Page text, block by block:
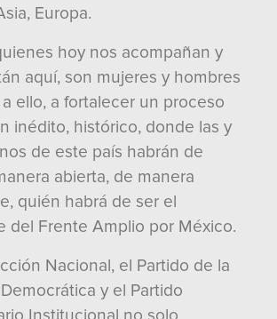
Europa.
hoy nos acompañan y
aquí, son mujeres y hombres
ello, a fortalecer un proceso
inédito, histórico, donde las y
de este país habrán de
abierta, de manera
quién habrá de ser el
del Frente Amplio por México.
Nacional, el Partido de la
y el Partido